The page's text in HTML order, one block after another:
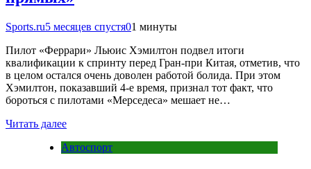
Sports.ru5 месяцев спустя01 минуты
Пилот «Феррари» Льюис Хэмилтон подвел итоги
квалификации к спринту перед Гран-при Китая, отметив, что
в целом остался очень доволен работой болида. При этом
Хэмилтон, показавший 4-е время, признал тот факт, что
бороться с пилотами «Мерседеса» мешает не…
Читать далее
Автоспорт